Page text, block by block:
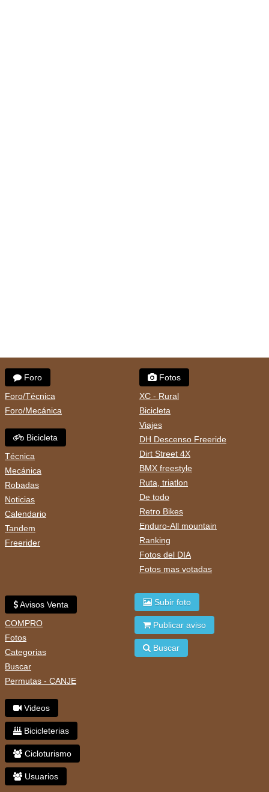
Foro
Foro/Técnica
Foro/Mecánica
Bicicleta
Técnica
Mecánica
Robadas
Noticias
Calendario
Tandem
Freerider
Fotos
XC - Rural
Bicicleta
Viajes
DH Descenso Freeride
Dirt Street 4X
BMX freestyle
Ruta, triatlon
De todo
Retro Bikes
Enduro-All mountain
Ranking
Fotos del DIA
Fotos mas votadas
Avisos Venta
COMPRO
Fotos
Categorias
Buscar
Permutas - CANJE
Videos
Bicicleterias
Cicloturismo
Usuarios
Subir foto
Publicar aviso
Buscar